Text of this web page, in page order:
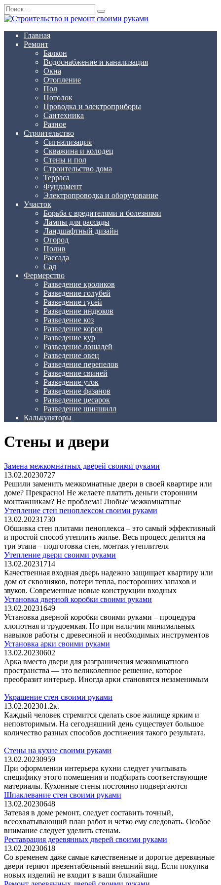
Перейти
к
содержанию
Search
for:
Главная
Ремонт
Балкон
Водоснабжение и канализация
Окна
Отопление
Пол
Потолок
Проводка и электроприборы
Сантехника
Разное
Строительство
Сигнализация
Скважина и колодец
Стены и пол
Строительство дома
Терраса
Фундамент
Электропроводка и оборудование
Участок
Борьба с вредителями и болезнями
Лампы для рассады
Ландшафтный дизайн
Огород
Полив
Рассада
Сад
Фермерство
Разведение кроликов
Разведение голубей
Разведение гусей
Разведение индюков
Разведение коз
Разведение коров
Разведение кур
Разведение лошадей
Разведение овец
Разведение перепелов
Разведение свиней
Разведение уток
Разведение фазанов
Разведение цесарок
Разведение шиншилл
Калькуляторы
Стены и двери
Замена межкомнатных дверей своими руками
13.02.20230727
Решили заменить межкомнатные двери в своей квартире или
доме? Прекрасно! Не желаете платить деньги сторонним
монтажникам? Не проблема! Любые межкомнатные
Утепление стен пеноплексом своими руками
13.02.20231 730
Обшивка стен плитами пеноплекса – это самый эффективный
и простой способ утеплить жилье. Весь процесс делится на
три этапа – подготовка стен, монтаж утеплителя
Утепление двери своими руками
13.02.20231 714
Качественная входная дверь надежно защищает квартиру или
дом от сквозняков, потери тепла, посторонних запахов и
звуков. Современные новые конструкции входных
Установка дверной коробки своими руками
13.02.20231649
Установка дверной коробки своими руками – процедура
хлопотная и трудоемкая. Но при наличии минимальных
навыков работы с древесиной и необходимых инструментов
Установка арки своими руками
13.02.20230602
Арка вместо двери для разграничения межкомнатного
пространства — это великолепное решение, которое
преобразит интерьер. Иногда арки становятся незаменимым
Украшение стен своими руками
13.02.202301.2к.
Каждый человек стремится сделать свое жилище ярким и
неповторимым. На сегодняшний день существует большое
количество разных способов достижения такого результата.
Стены на кухне своими руками
13.02.20230959
При оформлении интерьера кухни следует учитывать
специфику этого помещения и подбирать соответствующие
материалы. Кухонные стены постоянно подвергаются
Шпаклевание стен своими руками
13.02.20230648
Затевая в доме ремонт, следует составить точный,
всеохватывающий план работ и четко ему следовать. Особое
внимание следует уделить стенам.
Реставрация деревянных дверей своими руками
13.02.20230618
Со временем даже самые качественные и дорогие деревянные
двери теряют презентабельный внешний вид. Если покупка
новых изделий не входит в ваши ближайшие